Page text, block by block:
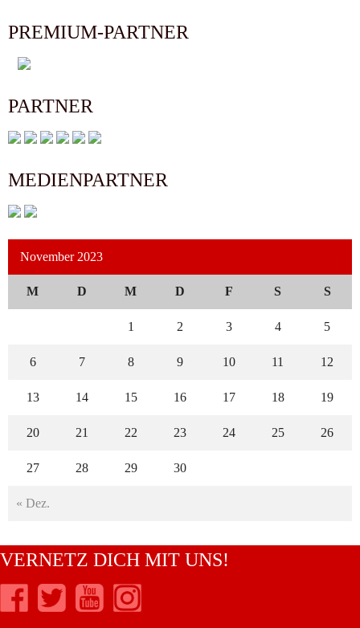
PREMIUM-PARTNER
PARTNER
MEDIENPARTNER
November 2023
M D M D F S S
« Dez.
1 2 3 4 5
6 7 8 9 10 11 12
13 14 15 16 17 18 19
20 21 22 23 24 25 26
27 28 29 30
VERNETZ DICH MIT UNS!